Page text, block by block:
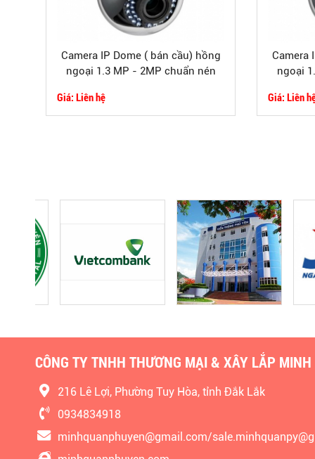
Camera IP Dome ( bán cầu) hồng
ngoại 1.3 MP - 2MP chuẩn nén
Giá: Liên hệ
Camera
ngoại
Giá: Liên
CÔNG TY TNHH THƯƠNG MẠI & XÂY LẮP
216 Lê Lợi, Phường Tuy Hòa, tỉnh Đắk Lắk
0934834918
minhquanphuyen@gmail.com/